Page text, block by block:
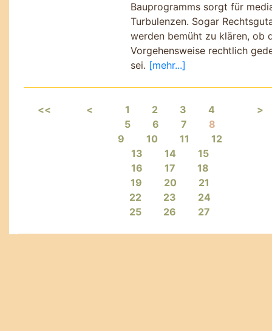
Bauprogramms sorgt für
Turbulenzen. Sogar
werden bemüht zu klären, ob
Vorgehensweise rechtlich
sei. [mehr...]
<< < 1 2 3
4
5
6 7
8
9
10 11
12
13
14
15
16
17
18
19
20
21
22
23
24
25
26 27
>